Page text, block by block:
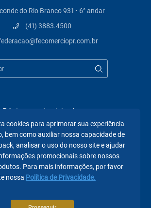
do Rio Branco 931 • 6° andar
(41) 3883.4500
Páginas mais visitadas
A Fecomércio PR
Sindicatos
Institucional
Eventos
cookies para aprimorar sua experiência
bem como auxiliar nossa capacidade de
analisar o uso do nosso site e ajudar
promocionais sobre nossos
Para mais informações, por favor
nossa Política de Privacidade.